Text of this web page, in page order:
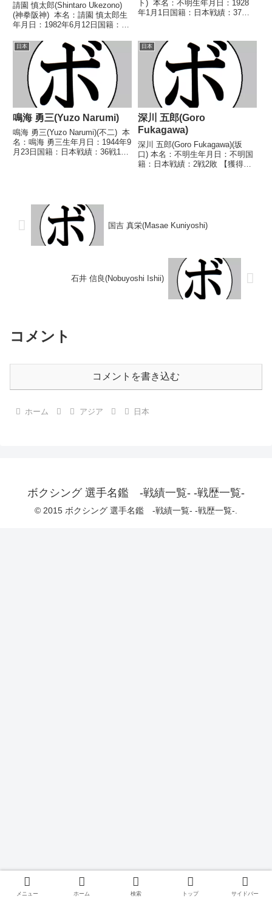
請園 慎太郎(Shintaro Ukezono)
(神拳阪神) 本名：請園 慎太郎生
年月日：1982年6月12日国籍：日
分 【獲得タイトル】なし 【戦
歴】2015/05/10 ○4R判定 2-
0(39-3...
ト) 本名：不明生年月日：1928
年1月1日国籍：日本戦績：37戦
座 【戦歴】1947/02/01 ○3R棄
権 竹内 太久...
日本
鳴海 勇三(Yuzo Narumi)
鳴海 勇三(Yuzo Narumi)(不二) 本
名：鳴海 勇三生年月日：1944年9
月23日国籍：日本戦績：36戦19
日本
深川 五郎(Goro
Fukagawa)
深川 五郎(Goro Fukagawa)(坂
口) 本名：不明生年月日：不明国
籍：日本戦績：2戦2敗 【獲得タ
国吉 真栄(Masae Kuniyoshi)
石井 信良(Nobuyoshi Ishii)
コメント
コメントを書き込む
ホーム アジア 日本
ボクシング 選手名鑑 -戦績一覧- -戦歴一覧-
© 2015 ボクシング 選手名鑑 -戦績一覧- -戦歴一覧-.
メニュー ホーム 検索 トップ サイドバー